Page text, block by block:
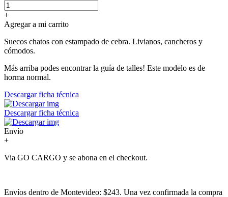
+
Agregar a mi carrito
Suecos chatos con estampado de cebra. Livianos, cancheros y
cómodos.
Más arriba podes encontrar la guía de talles! Este modelo es de
horma normal.
Descargar ficha técnica
Descargar ficha técnica
Envío
+
Via GO CARGO y se abona en el checkout.
Envíos dentro de Montevideo: $243. Una vez confirmada la compra